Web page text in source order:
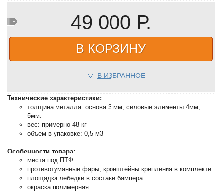
49 000 Р.
В КОРЗИНУ
В ИЗБРАННОЕ
Технические характеристики:
толщина металла: основа 3 мм, силовые элементы 4мм,
5мм.
вес: примерно 48 кг
объем в упаковке: 0,5 м3
Особенности товара:
места под ПТФ
противотуманные фары, кронштейны крепления в комплекте
площадка лебедки в составе бампера
окраска полимерная